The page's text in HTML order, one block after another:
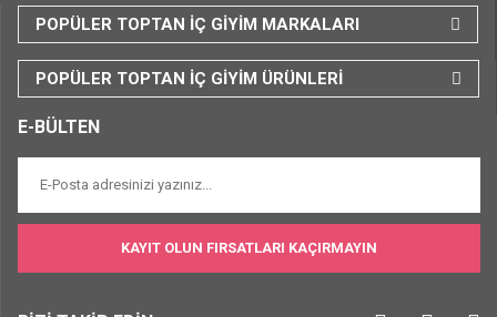
POPÜLER TOPTAN İÇ GİYİM MARKALARI
POPÜLER TOPTAN İÇ GİYİM ÜRÜNLERİ
E-BÜLTEN
KAYIT OLUN FIRSATLARI KAÇIRMAYIN